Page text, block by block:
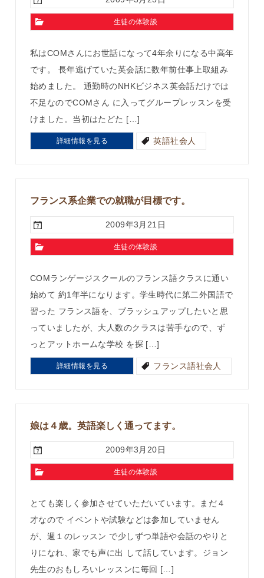
生徒の体験談
私はCOMさんにお世話になって4年余りになる中高年
です。 長年逃げていた英会話に数年前仕事上取組み
始めました。 通勤時のNHKビジネス英会話だけでは
不足なのでCOMさん に入ってグループレッスンを受
けました。当初はたどた […]
詳細情報を見る 英語社会人
フランス系企業での就職が目標です。
2009年3月21日
生徒の体験談
COMランゲージスクールのフランス語クラスに通い
始めて 約1年半になります。学生時代に第二外国語で
習った フランス語を、ブラッシュアップしたいと思
っていましたが、大人数のクラスは苦手なので、ず
っとアットホームな学校 を探 […]
詳細情報を見る フランス語社会人
娘は４歳。英語楽しく通ってます。
2009年3月20日
生徒の体験談
とても楽しく参加させていただいています。まだ４
才なので イベントや試験などは参加していません
が、週１のレッスン で少しずつ単語や会話のやりと
りになれ、家でも声に出 して話しています。ジョン
先生のおもしろいレッスンに毎回 […]